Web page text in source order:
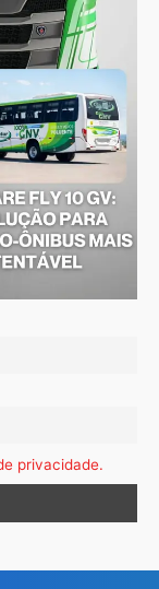
privacidade.